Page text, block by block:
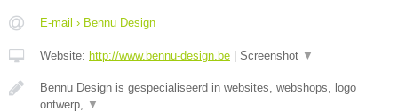
E-mail › Bennu Design
Website: http://www.bennu-design.be Screenshot ▼
Bennu Design is gespecialiseerd in websites, webshops, logo
ontwerp, ▼